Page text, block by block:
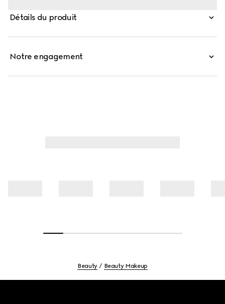
un aspect plus plein et repulpé. Enveloppé dans un
Détails du produit
Notre engagement
Beauty Beauty Makeup